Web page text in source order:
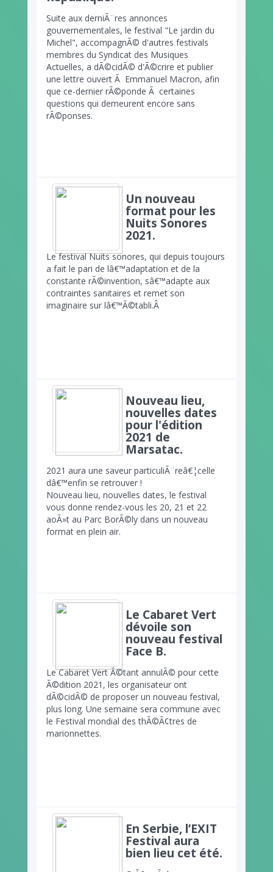
Suite aux derniÃ¨res annonces
gouvernementales, le festival "Le jardin du
Michel", accompagnÃ© d'autres festivals
membres du Syndicat des Musiques
Actuelles, a dÃ©cidÃ© d'Ã©crire et publier
une lettre ouvert Ã Emmanuel Macron, afin
que ce-dernier rÃ©ponde Ã certaines
questions qui demeurent encore sans
rÃ©ponses.
Un nouveau
format pour les
Nuits Sonores
2021.
Le festival Nuits sonores, qui depuis toujours
a fait le pari de lâ€™adaptation et de la
constante rÃ©invention, sâ€™adapte aux
contraintes sanitaires et remet son
imaginaire sur lâ€™Ã©tabli.Â
Nouveau lieu,
nouvelles dates
pour l'édition
2021 de
Marsatac.
2021 aura une saveur particuliÃ¨reâ€¦celle
dâ€™enfin se retrouver !
Nouveau lieu, nouvelles dates, le festival
vous donne rendez-vous les 20, 21 et 22
aoÃ»t au Parc BorÃ©ly dans un nouveau
format en plein air.
Le Cabaret Vert
dévoile son
nouveau festival
Face B.
Le Cabaret Vert Ã©tant annulÃ© pour cette
Ã©dition 2021, les organisateur ont
dÃ©cidÃ© de proposer un nouveau festival,
plus long. Une semaine sera commune avec
le Festival mondial des thÃ©Ã¢tres de
marionnettes.
En Serbie, l’EXIT
Festival aura
bien lieu cet été.